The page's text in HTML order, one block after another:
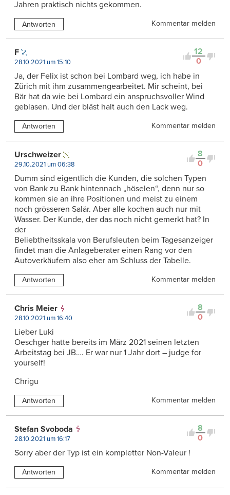
Jahren praktisch nichts gekommen.
Antworten Kommentar melden
12
0
F
28.10.2021 um 15:10
Ja, der Felix ist schon bei Lombard weg, ich habe in
Zürich mit ihm zusammengearbeitet. Mir scheint, bei
Bär hat da wie bei Lombard ein anspruchsvoller Wind
geblasen. Und der bläst halt auch den Lack weg.
Antworten Kommentar melden
8
0
Urschweizer
29.10.2021 um 06:38
Dumm sind eigentlich die Kunden, die solchen Typen
von Bank zu Bank hintennach „höselen“, denn nur so
kommen sie an ihre Positionen und meist zu einem
noch grösseren Salär. Aber alle kochen auch nur mit
Wasser. Der Kunde, der das noch nicht gemerkt hat? In
der
Beliebtheitsskala von Berufsleuten beim Tagesanzeiger
findet man die Anlageberater einen Rang vor den
Autoverkäufern also eher am Schluss der Tabelle.
Antworten Kommentar melden
8
0
Chris Meier
28.10.2021 um 16:40
Lieber Luki
Oeschger hatte bereits im März 2021 seinen letzten
Arbeitstag bei JB…. Er war nur 1 Jahr dort – judge for
yourself!
Chrigu
Antworten Kommentar melden
8
0
Stefan Svoboda
28.10.2021 um 16:17
Sorry aber der Typ ist ein kompletter Non-Valeur !
Antworten Kommentar melden